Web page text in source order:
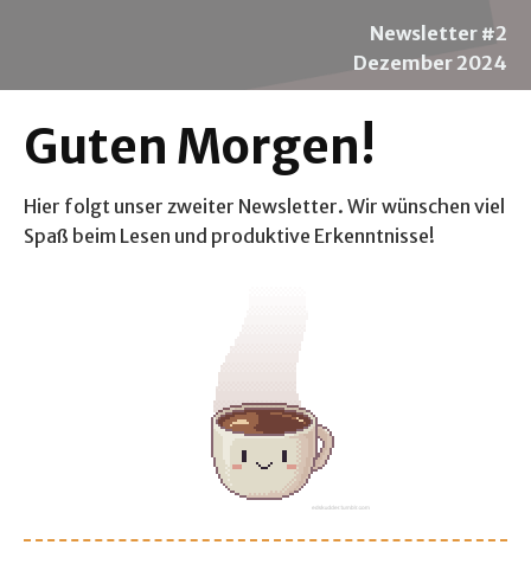
Newsletter #2
Dezember 2024
Guten Morgen!
Hier folgt unser zweiter Newsletter. Wir wünschen viel
Spaß beim Lesen und produktive Erkenntnisse!